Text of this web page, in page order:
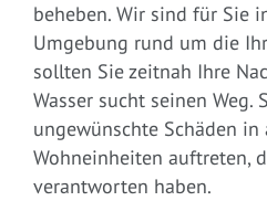
beheben. Wir sind für Sie
Umgebung rund um die
sollten Sie zeitnah Ihre
Wasser sucht seinen Weg.
ungewünschte Schäden in
Wohneinheiten auftreten,
verantworten haben.